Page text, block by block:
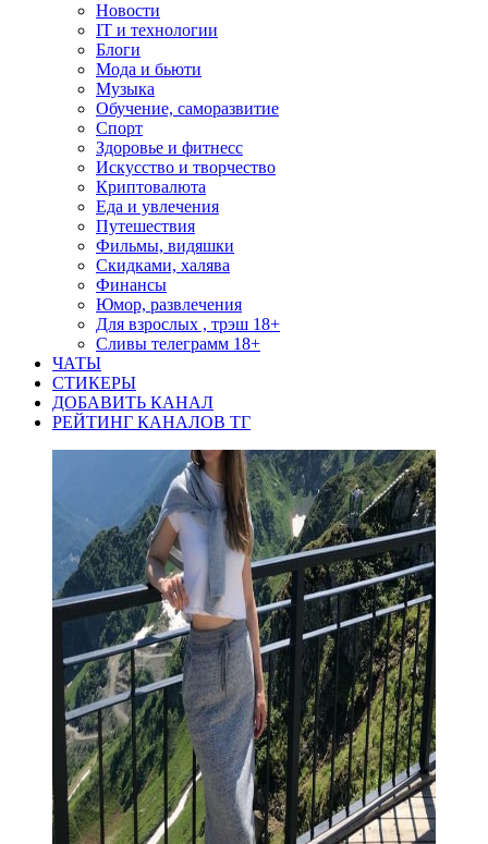
Новости
IT и технологии
Блоги
Мода и бьюти
Музыка
Обучение, саморазвитие
Спорт
Здоровье и фитнесс
Искусство и творчество
Криптовалюта
Еда и увлечения
Путешествия
Фильмы, видяшки
Скидками, халява
Финансы
Юмор, развлечения
Для взрослых , трэш 18+
Сливы телеграмм 18+
ЧАТЫ
СТИКЕРЫ
ДОБАВИТЬ КАНАЛ
РЕЙТИНГ КАНАЛОВ ТГ